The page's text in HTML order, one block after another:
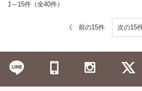
1～15件（全40件）
《 前の15件 次の15